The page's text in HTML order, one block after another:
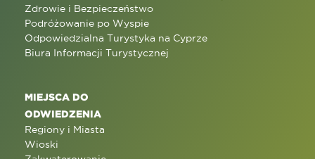
Zdrowie i Bezpieczeństwo
Podróżowanie po Wyspie
Odpowiedzialna Turystyka na Cyprze
Biura Informacji Turystycznej
MIEJSCA DO
ODWIEDZENIA
Regiony i Miasta
Wioski